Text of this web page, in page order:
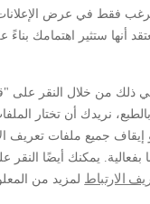
فقط في عرض
أنها ستثير اهتمامك بناءً
في ذلك من خلال النقر على
نريدك أن تختار
إيقاف جميع ملفات تعريف
بفعالية. يمكنك أيضًا النقر
الارتباط لمزيد من